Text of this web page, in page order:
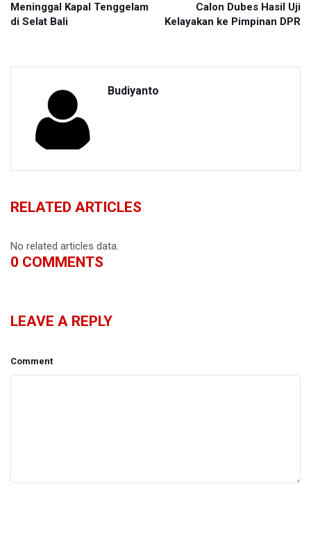
Meninggal Kapal Tenggelam
di Selat Bali
Calon Dubes Hasil Uji
Kelayakan ke Pimpinan DPR
Budiyanto
RELATED ARTICLES
No related articles data.
0 COMMENTS
LEAVE A REPLY
Comment